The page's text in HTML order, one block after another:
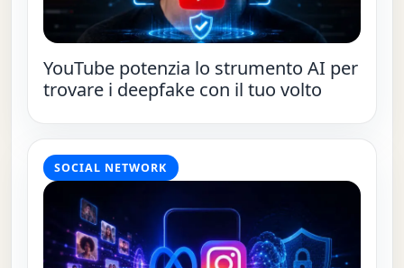
YouTube potenzia lo strumento AI per
trovare i deepfake con il tuo volto
SOCIAL NETWORK